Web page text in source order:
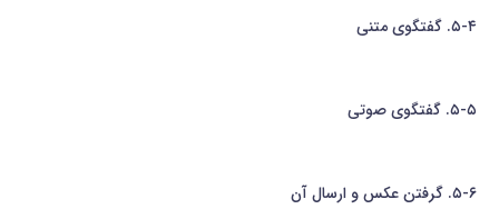
۵-۴. گفتگوی متنی
۵-۵. گفتگوی صوتی
۵-۶. گرفتن عکس و ارسال آن